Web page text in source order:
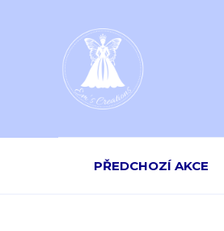
PŘEDCHOZÍ AKCE